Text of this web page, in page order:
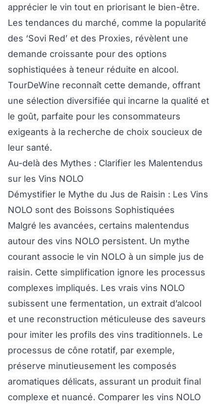
apprécier le vin tout en priorisant le bien-être.
Les tendances du marché, comme la popularité
des ‘Sovi Red’ et des Proxies, révèlent une
demande croissante pour des options
sophistiquées à teneur réduite en alcool.
TourDeWine reconnaît cette demande, offrant
une sélection diversifiée qui incarne la qualité et
le goût, parfaite pour les consommateurs
exigeants à la recherche de choix soucieux de
leur santé.
Au-delà des Mythes : Clarifier les Malentendus
sur les Vins NOLO
Démystifier le Mythe du Jus de Raisin : Les Vins
NOLO sont des Boissons Sophistiquées
Malgré les avancées, certains malentendus
autour des vins NOLO persistent. Un mythe
courant associe le vin NOLO à un simple jus de
raisin. Cette simplification ignore les processus
complexes impliqués. Les vrais vins NOLO
subissent une fermentation, un extrait d’alcool
et une reconstruction méticuleuse des saveurs
pour imiter les profils des vins traditionnels. Le
processus de cône rotatif, par exemple,
préserve minutieusement les composés
aromatiques délicats, assurant un produit final
complexe et nuancé. Comparer les vins NOLO